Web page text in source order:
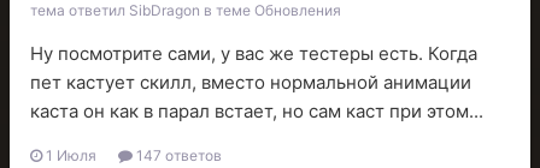
тема ответил SibDragon в теме Обновления
Ну посмотрите сами, у вас же тестеры есть. Когда
пет кастует скилл, вместо нормальной анимации
каста он как в парал встает, но сам каст при этом...
1 Июля 147 ответов